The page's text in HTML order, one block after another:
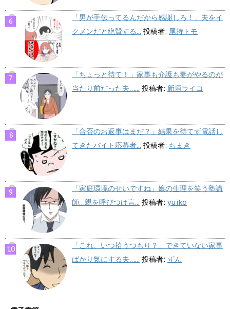
「男が手伝ってるんだから感謝しろ！」夫をイ
クメンだと絶賛する... 投稿者: 尾持トモ
「ちょっと待て！」家事も介護も妻がやるのが
当たり前だった夫…... 投稿者: 新垣ライコ
「合否のお返事はまだ？」結果を待てず電話し
てきたバイト応募者... 投稿者: ちまき
「家庭環境のせいですね」娘の生理を笑う塾講
師…親を呼びつけ言... 投稿者: yuiko
「これ、いつ拾うつもり？」できていない家事
ばかり気にする夫…... 投稿者: ずん